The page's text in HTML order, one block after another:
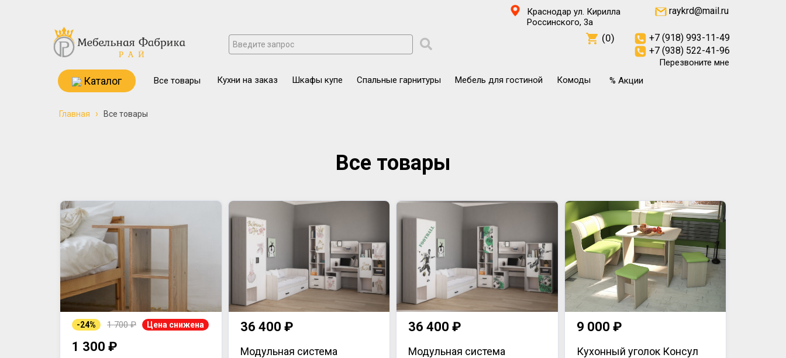
Краснодар ул. Кирилла
Россинского, 3а
raykrd@mail.ru
Перезвоните мне
Кухни на заказ
Шкафы купе Спальные гарнитуры Мебель для гостиной Комоды
Все товары % Акции
Каталог
(0)
+7 (918) 993-11-49
+7 (938) 522-41-96
Главная › Все товары
Все товары
-24% 1 700 ₽ Цена снижена
1 300 ₽
36 400 ₽
Модульная система
36 400 ₽
Модульная система
9 000 ₽
Кухонный уголок Консул